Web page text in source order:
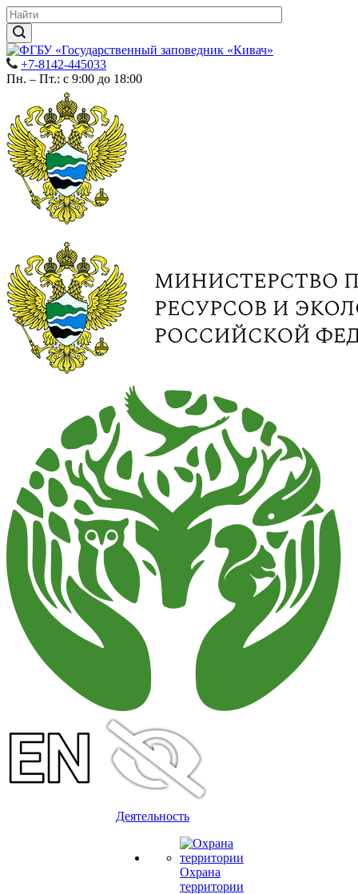
+7-8142-445033
Пн. – Пт.: с 9:00 до 18:00
Деятельность
Охрана
территории